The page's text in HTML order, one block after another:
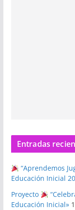
Entradas
“Aprendemos
Educación Inicial
Proyecto
Educación Inicial»